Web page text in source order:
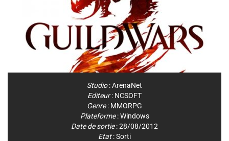
Studio:ArenaNet
Editeur: NCSOFT
Genre: MMORPG
Plateforme:Windows
Date de sortie: 28/08/2012
Etat: Sorti